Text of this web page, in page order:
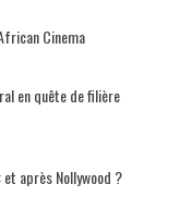
Cinema
en quête de filière
après Nollywood ?